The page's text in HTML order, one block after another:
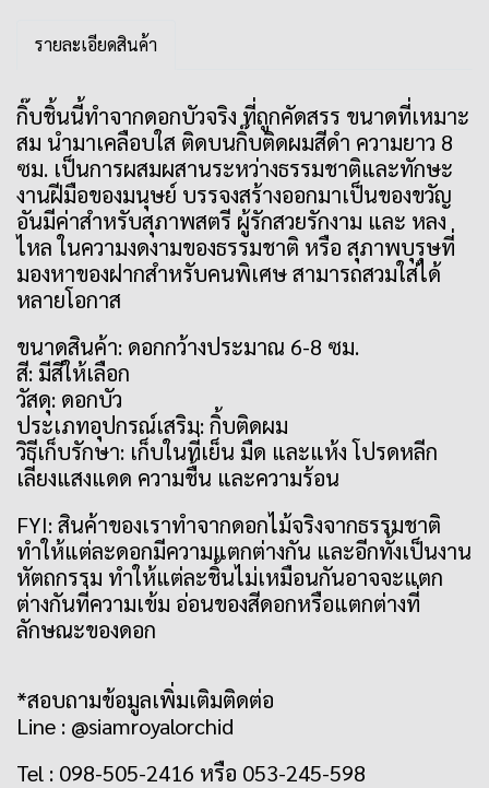
รายละเอียดสินค้า
กิ๊บชิ้นนี้ทำจากดอกบัวจริง ที่ถูกคัดสรร ขนาดที่เหมาะ
สม นำมาเคลือบใส ติดบนกิ๊บติดผมสีดำ ความยาว 8
ซม. เป็นการผสมผสานระหว่างธรรมชาติและทักษะ
งานฝีมือของมนุษย์ บรรจงสร้างออกมาเป็นของขวัญ
อันมีค่าสำหรับสุภาพสตรี ผู้รักสวยรักงาม และ หลง
ไหล ในความงดงามของธรรมชาติ หรือ สุภาพบุรุษที่
มองหาของฝากสำหรับคนพิเศษ สามารถสวมใส่ได้
หลายโอกาส
ขนาดสินค้า: ดอกกว้างประมาณ 6-8 ซม.
สี: มีสีให้เลือก
วัสดุ: ดอกบัว
ประเภทอุปกรณ์เสริม: กิ้บติดผม
วิธีเก็บรักษา: เก็บในที่เย็น มืด และแห้ง โปรดหลีก
เลี่ยงแสงแดด ความชื้น และความร้อน
FYI: สินค้าของเราทำจากดอกไม้จริงจากธรรมชาติ
ทำให้แต่ละดอกมีความแตกต่างกัน และอีกทั้งเป็นงาน
หัตถกรรม ทำให้แต่ละชิ้นไม่เหมือนกันอาจจะแตก
ต่างกันที่ความเข้ม อ่อนของสีดอกหรือแตกต่างที่
ลักษณะของดอก
*สอบถามข้อมูลเพิ่มเติมติดต่อ
Line : @siamroyalorchid
Tel : 098-505-2416 หรือ 053-245-598